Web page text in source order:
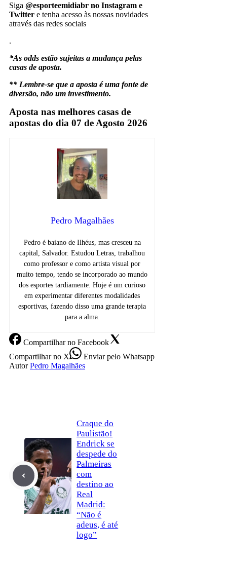
Siga @esporteemidiabr no Instagram e
Twitter e tenha acesso às nossas novidades
através das redes sociais
.
*As odds estão sujeitas a mudança pelas
casas de aposta.
** Lembre-se que a aposta é uma fonte de
diversão, não um investimento.
Aposta nas melhores casas de
apostas do dia 07 de Agosto 2026
Pedro Magalhães
Pedro é baiano de Ilhéus, mas cresceu na
capital, Salvador. Estudou Letras, trabalhou
como professor e como artista visual por
muito tempo, tendo se incorporado ao mundo
dos esportes tardiamente. Hoje é um curioso
em experimentar diferentes modalidades
esportivas, fazendo disso uma grande terapia
para a alma.
Compartilharno Facebook
Compartilharno X Enviarpelo Whatsapp
Autor Pedro Magalhães
Craque do
Paulistão!
Endrick se
despede do
Palmeiras
com
destino ao
Real
Madrid:
“Não é
adeus, é até
logo”